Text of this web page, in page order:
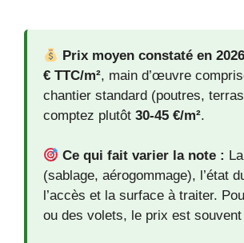
Prix moyen constaté en
€ TTC/m², main d’œuvre
chantier standard (poutres,
comptez plutôt 30-45 €/m².
Ce qui fait varier la note :
(sablage, aérogommage), l’état
l’accès et la surface à traiter.
ou des volets, le prix est souvent